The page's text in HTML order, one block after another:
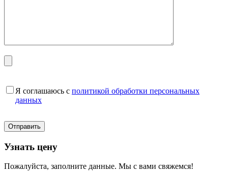
Я соглашаюсь с политикой обработки персональных
данных
Узнать цену
Пожалуйста, заполните данные. Мы с вами свяжемся!